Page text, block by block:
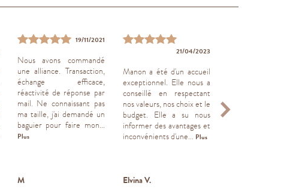
19/11/2021
Nous avons commandé
une alliance. Transaction,
échange efficace,
réactivité de réponse par
mail. Ne connaissant pas
ma taille, j'ai demandé un
baguier pour faire mon...
Plus
M
21/04/2023
Manon a été d'un accueil
exceptionnel. Elle nous a
conseillé en respectant
nos valeurs, nos choix et le
budget. Elle a su nous
informer des avantages et
inconvénients d'une... Plus
Elvina V.